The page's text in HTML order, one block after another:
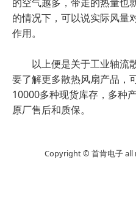
的情况下，可以说实际风量
作用。
以上便是关于工业轴流
要了解更多散热风扇产品，
10000多种现货库存，多种
原厂售后和质保。
Copyright © 首肯电子 all